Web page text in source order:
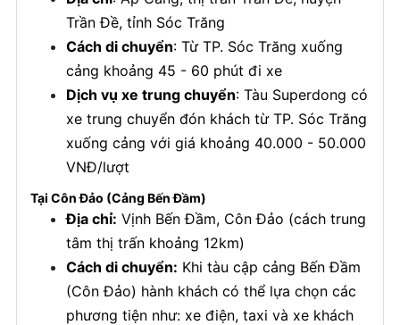
Trần Đề, tỉnh Sóc Trăng
Cách di chuyển: Từ TP. Sóc Trăng xuống
cảng khoảng 45 - 60 phút đi xe
Dịch vụ xe trung chuyển: Tàu Superdong có
xe trung chuyển đón khách từ TP. Sóc Trăng
xuống cảng với giá khoảng 40.000 - 50.000
VNĐ/lượt
Tại Côn Đảo (Cảng Bến Đầm)
Địa chỉ: Vịnh Bến Đầm, Côn Đảo (cách trung
tâm thị trấn khoảng 12km)
Cách di chuyển: Khi tàu cập cảng Bến Đầm
(Côn Đảo) hành khách có thể lựa chọn các
phương tiện như: xe điện, taxi và xe khách